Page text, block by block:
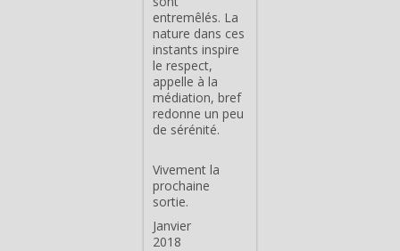
entremêlés. La
nature dans ces
instants inspire
le respect,
appelle à la
médiation, bref
redonne un peu
de sérénité.
Vivement la
prochaine
sortie.
Janvier
2018